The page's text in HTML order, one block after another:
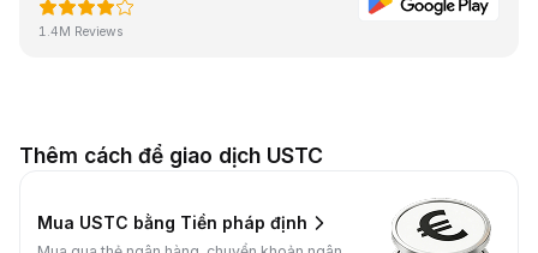
1.4M Reviews
Thêm cách để giao dịch USTC
Mua USTC bằng Tiền pháp định